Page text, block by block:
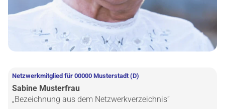
Netzwerkmitglied für 00000 Musterstadt (D)
Sabine Musterfrau
„Bezeichnung aus dem Netzwerkverzeichnis“